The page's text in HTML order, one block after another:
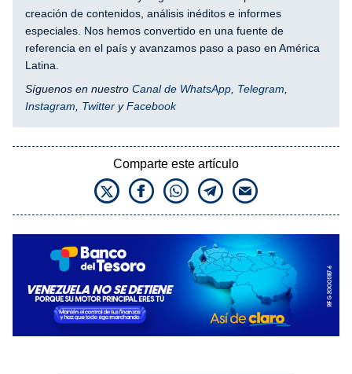
creación de contenidos, análisis inéditos e informes
especiales. Nos hemos convertido en una fuente de
referencia en el país y avanzamos paso a paso en América
Latina.
Síguenos en nuestro Canal de WhatsApp, Telegram,
Instagram, Twitter yFacebook
Comparte este artículo